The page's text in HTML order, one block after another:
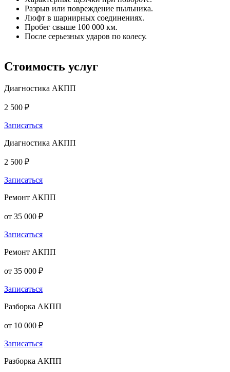
Разрыв или повреждение пыльника.
Люфт в шарнирных соединениях.
Пробег свыше 100 000 км.
После серьезных ударов по колесу.
Стоимость услуг
Диагностика АКПП
2 500 ₽
Записаться
Диагностика АКПП
2 500 ₽
Записаться
Ремонт АКПП
от 35 000 ₽
Записаться
Ремонт АКПП
от 35 000 ₽
Записаться
Разборка АКПП
от 10 000 ₽
Записаться
Разборка АКПП